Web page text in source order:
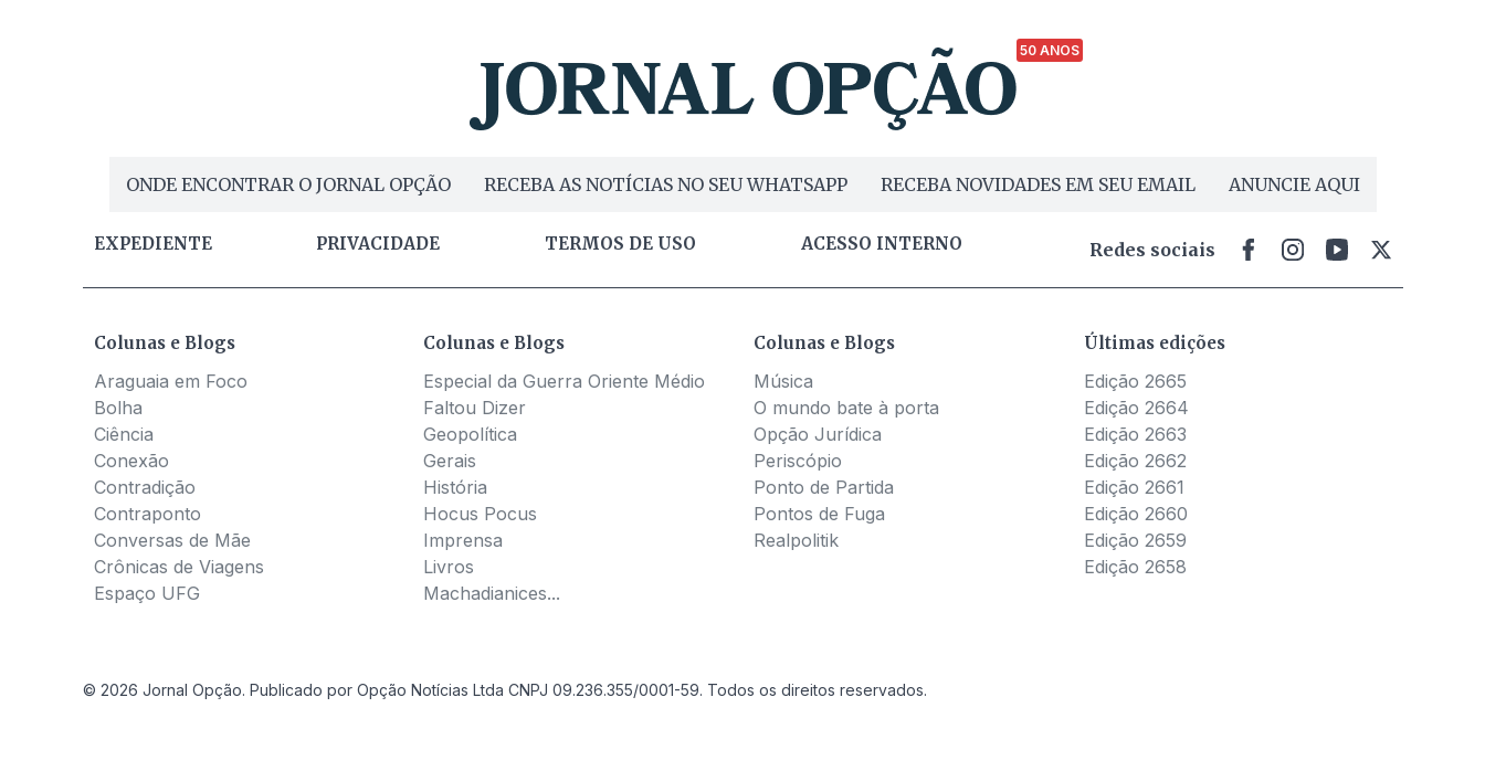
50 ANOS
ONDE ENCONTRAR O JORNAL OPÇÃO RECEBA AS NOTÍCIAS NO SEU WHATSAPP RECEBA NOVIDADES EM SEU EMAIL ANUNCIE AQUI
EXPEDIENTE PRIVACIDADE TERMOS DE USO ACESSO INTERNO Redes sociais
Colunas e Blogs
Araguaia em Foco
Bolha
Ciência
Conexão
Contradição
Contraponto
Conversas de Mãe
Crônicas de Viagens
Espaço UFG
Colunas e Blogs
Especial da Guerra Oriente Médio
Faltou Dizer
Geopolítica
Gerais
História
Hocus Pocus
Imprensa
Livros
Machadianices...
Colunas e Blogs
Música
O mundo bate à porta
Opção Jurídica
Periscópio
Ponto de Partida
Pontos de Fuga
Realpolitik
Últimas edições
Edição 2665
Edição 2664
Edição 2663
Edição 2662
Edição 2661
Edição 2660
Edição 2659
Edição 2658
© 2026 Jornal Opção. Publicado por Opção Notícias Ltda CNPJ 09.236.355/0001-59. Todos os direitos reservados.